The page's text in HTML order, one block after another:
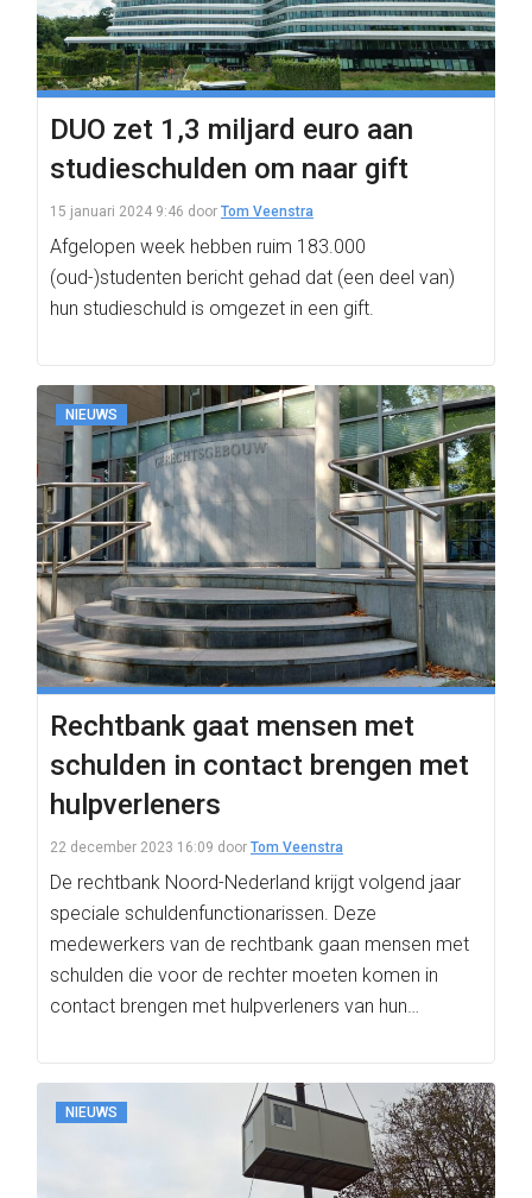
DUO zet 1,3 miljard euro aan
studieschulden om naar gift
15 januari 2024 9:46 door Tom Veenstra
Afgelopen week hebben ruim 183.000
(oud-)studenten bericht gehad dat (een deel van)
hun studieschuld is omgezet in een gift.
NIEUWS
Rechtbank gaat mensen met
schulden in contact brengen met
hulpverleners
22 december 2023 16:09 door Tom Veenstra
De rechtbank Noord-Nederland krijgt volgend jaar
speciale schuldenfunctionarissen. Deze
medewerkers van de rechtbank gaan mensen met
schulden die voor de rechter moeten komen in
contact brengen met hulpverleners van hun…
NIEUWS